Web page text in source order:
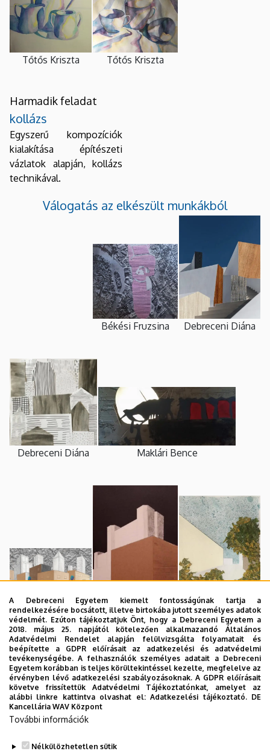
Tőtős Kriszta Tőtős Kriszta
Harmadik feladat
kollázs
Egyszerű kompozíciók
kialakítása építészeti
vázlatok alapján, kollázs
technikával.
Válogatás az elkészült munkákból
Békési Fruzsina Debreceni Diána
Debreceni Diána Maklári Bence
Szilasi László Szitó Lajos
Tőtős Kriszta
Tőtős Kriszta
A Debreceni Egyetem kiemelt fontosságúnak tartja a
rendelkezésére bocsátott, illetve birtokába jutott személyes adatok
védelmét. Ezúton tájékoztatjuk Önt, hogy a Debreceni Egyetem a
2018. május 25. napjától kötelezően alkalmazandó Általános
Adatvédelmi Rendelet alapján felülvizsgálta folyamatait és
beépítette a GDPR előírásait az adatkezelési és adatvédelmi
tevékenységébe. A felhasználók személyes adatait a Debreceni
Egyetem korábban is teljes körültekintéssel kezelte, megfelelve az
érvényben lévő adatkezelési szabályozásoknak. A GDPR előírásait
követve frissítettük Adatvédelmi Tájékoztatónkat, amelyet az
alábbi linkre kattintva olvashat el:Adatkezelési tájékoztató. DE
Kancellária WAV Központ
További információk
Nélkülözhetetlen sütik